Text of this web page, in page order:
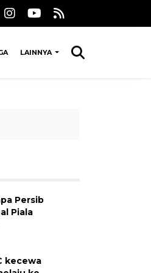
LAINNYA
Persib
Piala
kecewa